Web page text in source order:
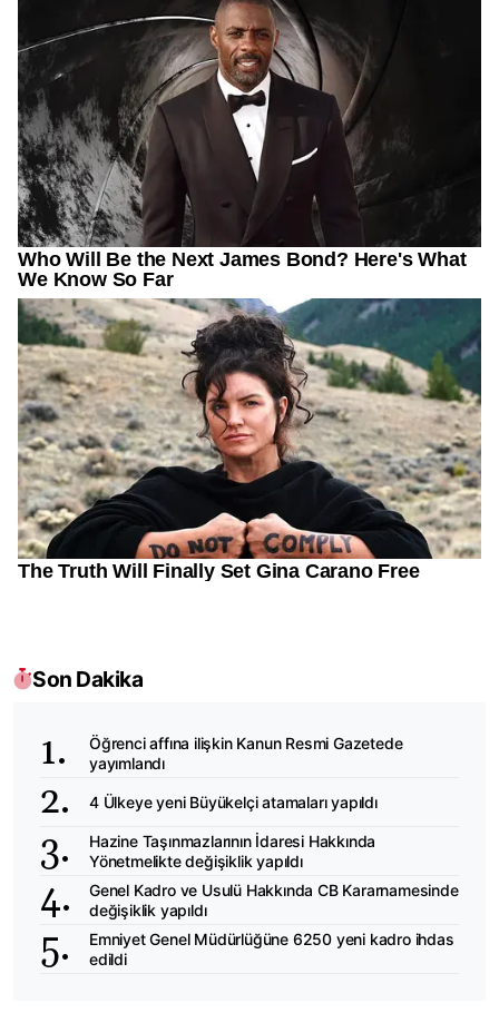
Son Dakika
Öğrenci affına ilişkin Kanun Resmi Gazetede
yayımlandı
4 Ülkeye yeni Büyükelçi atamaları yapıldı
Hazine Taşınmazlarının İdaresi Hakkında
Yönetmelikte değişiklik yapıldı
Genel Kadro ve Usulü Hakkında CB Kararnamesinde
değişiklik yapıldı
Emniyet Genel Müdürlüğüne 6250 yeni kadro ihdas
edildi